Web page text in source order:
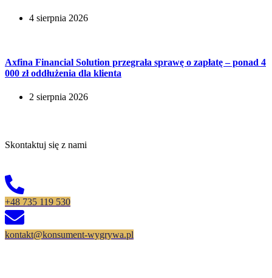
4 sierpnia 2026
Axfina Financial Solution przegrała sprawę o zapłatę – ponad 4
000 zł oddłużenia dla klienta
2 sierpnia 2026
Skontaktuj się z nami
+48 735 119 530
kontakt@konsument-wygrywa.pl